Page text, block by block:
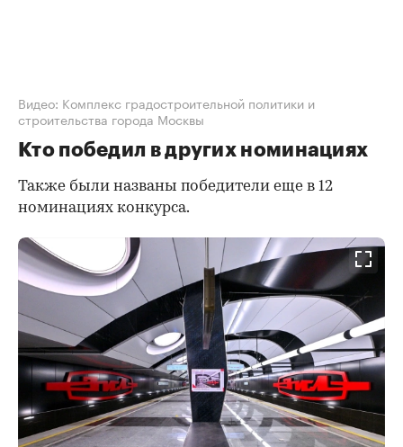
Видео: Комплекс градостроительной политики и
строительства города Москвы
Кто победил в других номинациях
Также были названы победители еще в 12
номинациях конкурса.